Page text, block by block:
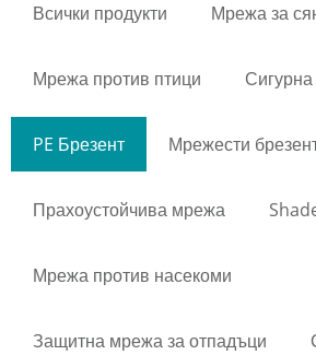
Всички продукти Мрежа за
Мрежа против птици
PE Брезент Мрежести
Прахоустойчива мрежа
Мрежа против насекоми
Защитна мрежа за отпадъци